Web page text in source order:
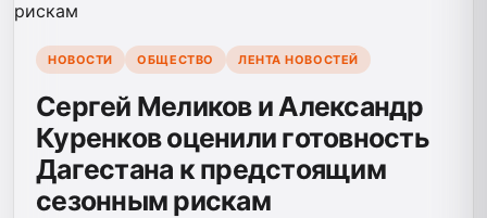
НОВОСТИ ОБЩЕСТВО ЛЕНТА НОВОСТЕЙ
Сергей Меликов и Александр
Куренков оценили готовность
Дагестана к предстоящим
сезонным рискам